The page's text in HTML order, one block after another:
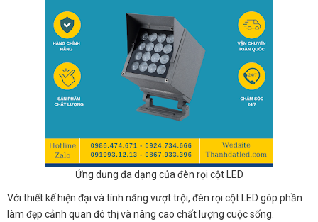
Ứng dụng đa dạng của đèn rọi cột LED
Với thiết kế hiện đại và tính năng vượt trội, đèn rọi cột LED góp phần
làm đẹp cảnh quan đô thị và nâng cao chất lượng cuộc sống.